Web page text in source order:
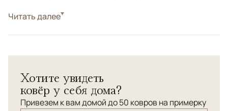
СтильКлассические
УзорыРастительный
Дизайнерский ковер "Артефакт" со стертыми пятнами
в орнаменте производит яркое впечатление.
Идеальное решение для интерьера в стиле лофт и
Читать далее
Хотите увидеть
ковёр у себя дома?
Привезем к вам домой до 50 ковров на примерку